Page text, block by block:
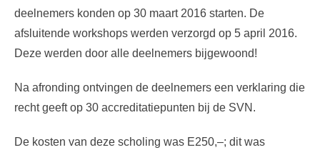
deelnemers konden op 30 maart 2016 starten. De
afsluitende workshops werden verzorgd op 5 april 2016.
Deze werden door alle deelnemers bijgewoond!
Na afronding ontvingen de deelnemers een verklaring die
recht geeft op 30 accreditatiepunten bij de SVN.
De kosten van deze scholing was E250,–; dit was